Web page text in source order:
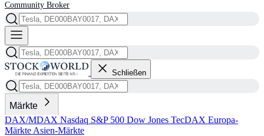
Community Broker
Schließen
Märkte
DAX/MDAX Nasdaq S&P 500 Dow Jones TecDAX Europa-
Märkte Asien-Märkte